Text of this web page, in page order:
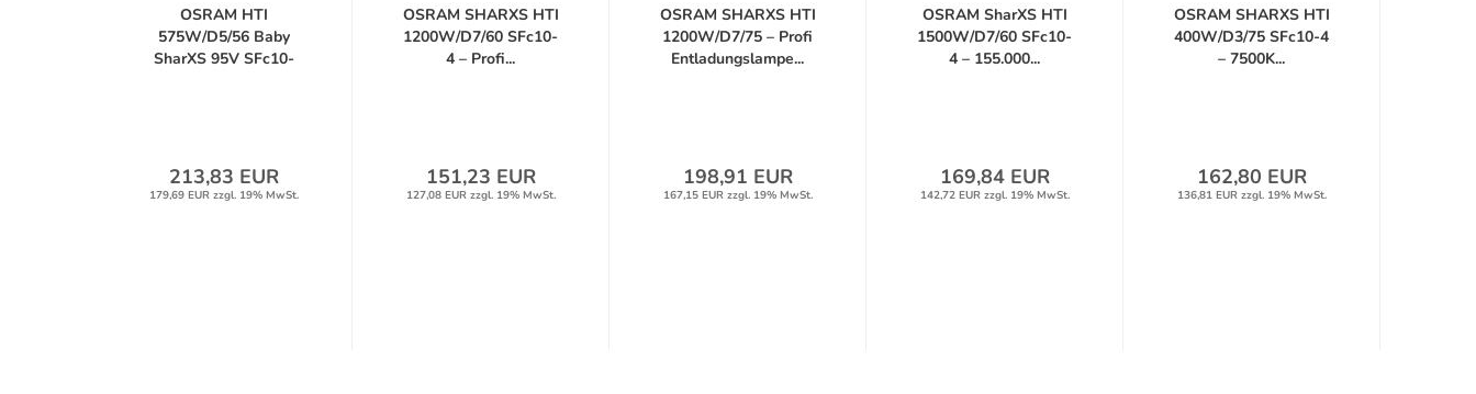
OSRAM HTI
575W/D5/56 Baby
SharXS 95V SFc10-
213,83 EUR
179,69 EUR zzgl. 19% MwSt.
OSRAM SHARXS HTI
1200W/D7/60 SFc10-
4 – Profi...
151,23 EUR
127,08 EUR zzgl. 19% MwSt.
OSRAM SHARXS HTI
1200W/D7/75 – Profi
Entladungslampe...
198,91 EUR
167,15 EUR zzgl. 19% MwSt.
OSRAM SharXS HTI
1500W/D7/60 SFc10-
4 – 155.000...
169,84 EUR
142,72 EUR zzgl. 19% MwSt.
OSRAM SHARXS HTI
400W/D3/75 SFc10-4
– 7500K...
162,80 EUR
136,81 EUR zzgl. 19% MwSt.